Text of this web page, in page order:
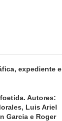
expediente e
Autores:
Luis Ariel
Garcia e Roger